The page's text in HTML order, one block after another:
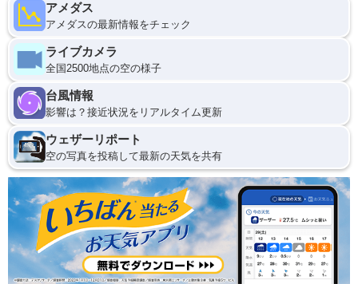
アメダス
アメダスの最新情報をチェック
ライブカメラ
全国2500地点の空の様子
台風情報
影響は？接近状況をリアルタイム更新
ウェザーリポート
空の写真を投稿して最新の天気を共有